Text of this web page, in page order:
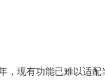
，现有功能已难以适配